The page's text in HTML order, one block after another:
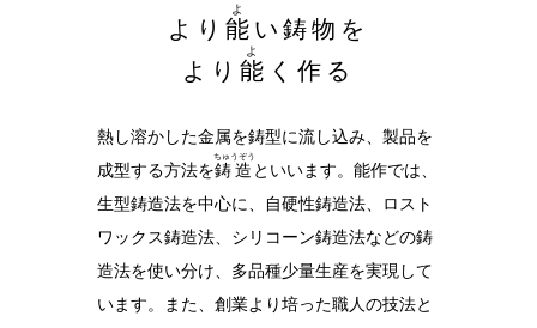
より 能
よ
い鋳物を
より 能
よ
く作る
熱し溶かした金属を鋳型に流し込み、製品を
成型する方法を鋳造
ちゅうぞう
といいます。能作では、
生型鋳造法を中心に、自硬性鋳造法、ロスト
ワックス鋳造法、シリコーン鋳造法などの鋳
造法を使い分け、多品種少量生産を実現して
います。また、創業より培った職人の技法と